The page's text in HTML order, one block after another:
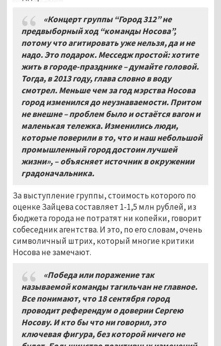
«Концерт группы “Город 312” не
предвыборный ход “команды Носова”,
потому что агитировать уже нельзя, да и не
надо. Это подарок. Месседж простой: хотите
жить в городе-празднике – думайте головой.
Тогда, в 2013 году, глава словно в воду
смотрел. Меньше чем за год мэрства Носова
город изменился до неузнаваемости. Притом
не внешне – проблем было и остаётся вагон и
маленькая тележка. Изменились люди,
которые поверили в то, что и наш небольшой
промышленный город достоин лучшей
жизни», –объясняет источник в окружении
градоначальника.
За выступление группы, стоимость которого по
оценке Зайцева составляет 1-1,5 млн рублей, из
бюджета города не потратят ни копейки, говорит
собеседник агентства. И это, по его словам, очень
символичный штрих, который многие критики
Носова не замечают.
«Победа или поражение так
называемой команды тагильчан не главное.
Все понимают, что 18 сентября город
проводит референдум о доверии Сергею
Носову. И кто бы что ни говорил, это
ключевая фигура, без которой ничего не